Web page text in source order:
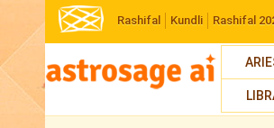
Rashifal Kundli Rashifal